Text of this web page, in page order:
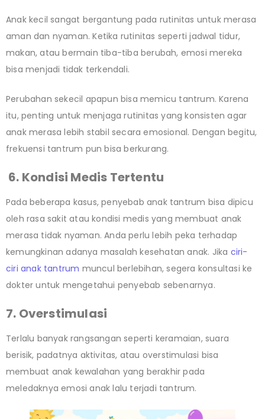
Anak kecil sangat bergantung pada rutinitas untuk merasa
aman dan nyaman. Ketika rutinitas seperti jadwal tidur,
makan, atau bermain tiba-tiba berubah, emosi mereka
bisa menjadi tidak terkendali.
Perubahan sekecil apapun bisa memicu tantrum. Karena
itu, penting untuk menjaga rutinitas yang konsisten agar
anak merasa lebih stabil secara emosional. Dengan begitu,
frekuensi tantrum pun bisa berkurang.
6. Kondisi Medis Tertentu
Pada beberapa kasus, penyebab anak tantrum bisa dipicu
oleh rasa sakit atau kondisi medis yang membuat anak
merasa tidak nyaman. Anda perlu lebih peka terhadap
kemungkinan adanya masalah kesehatan anak. Jika ciri-
ciri anak tantrum muncul berlebihan, segera konsultasi ke
dokter untuk mengetahui penyebab sebenarnya.
7. Overstimulasi
Terlalu banyak rangsangan seperti keramaian, suara
berisik, padatnya aktivitas, atau overstimulasi bisa
membuat anak kewalahan yang berakhir pada
meledaknya emosi anak lalu terjadi tantrum.